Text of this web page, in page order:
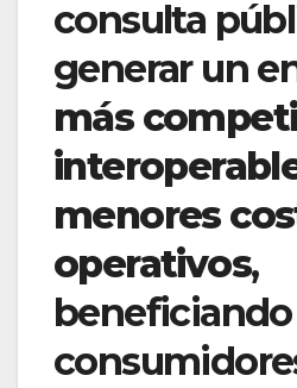
consulta
generar un
más
menores
operativos,